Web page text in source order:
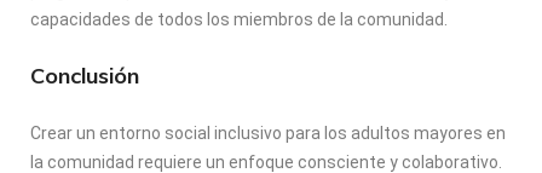
capacidades de todos los miembros de la comunidad.
Conclusión
Crear un entorno social inclusivo para los adultos mayores en
la comunidad requiere un enfoque consciente y colaborativo.